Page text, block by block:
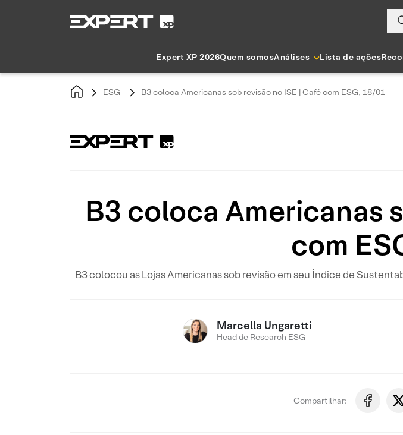
Expert XP 2026Quem somosAnálises Lista de ações
ESG B3 coloca Americanas sob revisão no ISE | Café com ESG, 18/01
B3 coloca Americanas
com
B3 colocou as Lojas Americanas sob revisão em seu Índice de
Marcella Ungaretti
Head de Research ESG
Compartilhar: